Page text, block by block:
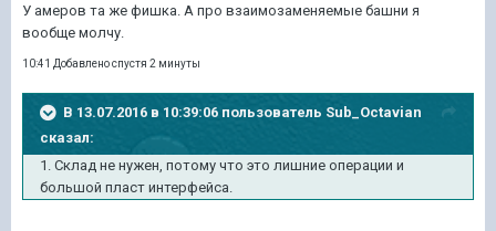
У амеров та же фишка. А про взаимозаменяемые башни я
вообще молчу.
10:41 Добавлено спустя 2 минуты
В 13.07.2016 в 10:39:06 пользователь Sub_Octavian
сказал:
1. Склад не нужен, потому что это лишние операции и
большой пласт интерфейса.